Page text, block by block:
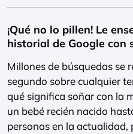
¡Qué no lo pillen! Le
historial de Google con
Millones de búsquedas se
segundo sobre cualquier
qué significa soñar con la
un bebé recién nacido
personas en la actualidad,